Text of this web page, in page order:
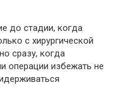
до стадии, когда
с хирургической
сразу, когда
операции избежать не